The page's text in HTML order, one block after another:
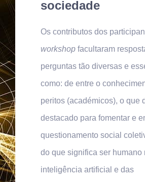
sociedade
Os contributos dos
workshopfacultaram
perguntas tão diversas e
como: de entre o
peritos (académicos), o que
destacado para fomentar e
questionamento social
do que significa ser humano
inteligência artificial e das